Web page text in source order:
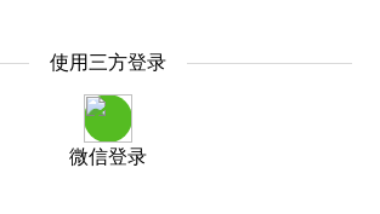
使用三方登录
微信登录